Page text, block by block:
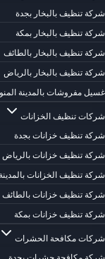
شركة تنظيف بالبخار بجدة
شركة تنظيف بالبخار بمكة
شركة تنظيف بالبخار بالطائف
شركة تنظيف بالبخار بالرياض
غسيل مفروشات بالمدينة
شركات تنظيف الخزانات
شركة تنظيف خزانات بجدة
شركة تنظيف خزانات بالرياض
شركة تنظيف الخزانات بالمدينة
شركة تنظيف خزانات بالطائف
شركة تنظيف خزانات بمكة
شركات مكافحة الحشرات